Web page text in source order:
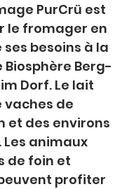
PurCrü est
le fromager en
besoins à la
Berg-
Dorf. Le lait
vaches de
et des environs
animaux
de foin et
profiter